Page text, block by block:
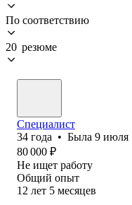
По соответствию
20 резюме
Специалист
34 года • Была 9 июля
80 000 ₽
Не ищет работу
Общий опыт
12 лет 5 месяцев